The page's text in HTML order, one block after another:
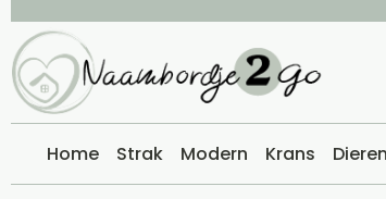
Home Strak Modern Krans Dieren